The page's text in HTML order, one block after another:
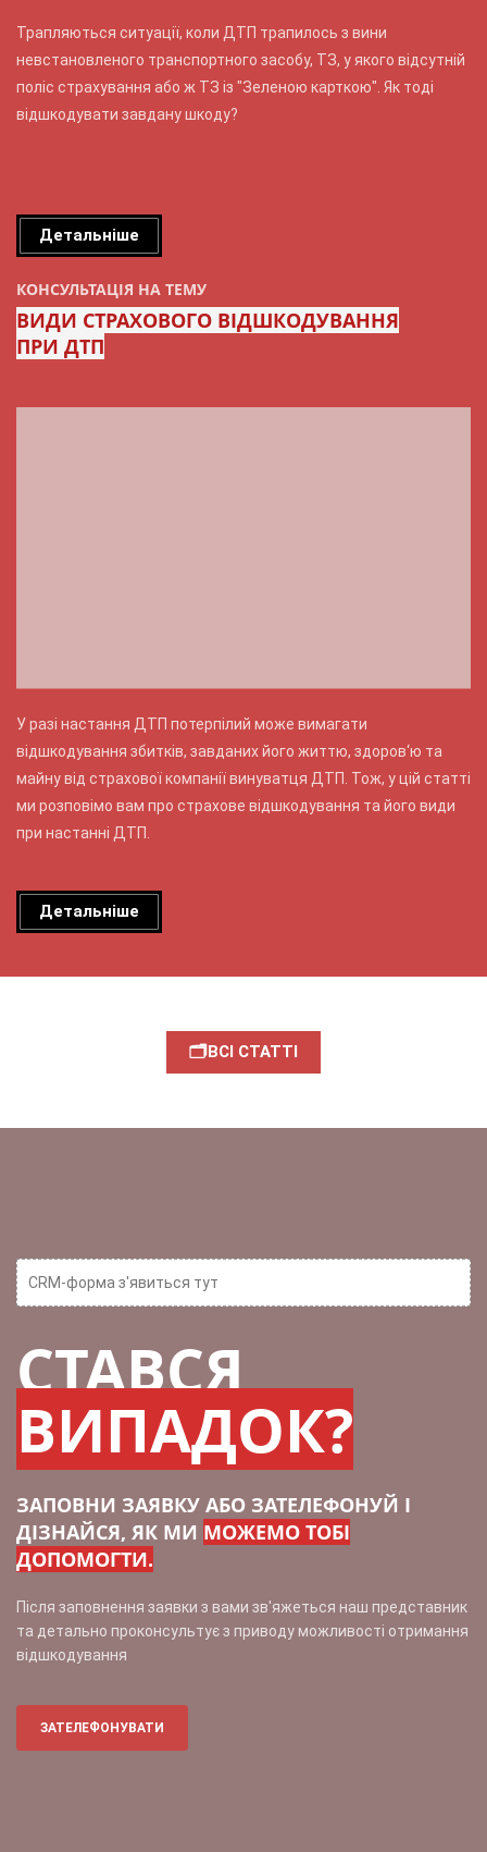
Трапляються ситуації, коли ДТП трапилось з вини
невстановленого транспортного засобу, ТЗ, у якого відсутній
поліс страхування або ж ТЗ із "Зеленою карткою". Як тоді
відшкодувати завдану шкоду?
Детальніше
КОНСУЛЬТАЦІЯ НА ТЕМУ
ВИДИ СТРАХОВОГО ВІДШКОДУВАННЯ
ПРИ ДТП
У разі настання ДТП потерпілий може вимагати
відшкодування збитків, завданих його життю, здоров‘ю та
майну від страхової компанії винуватця ДТП. Тож, у цій статті
ми розповімо вам про страхове відшкодування та його види
при настанні ДТП.
Детальніше
🗂ВСІ СТАТТІ
CRM-форма з'явиться тут
СТАВСЯ
ВИПАДОК?
ЗАПОВНИ ЗАЯВКУ АБО ЗАТЕЛЕФОНУЙ І
ДІЗНАЙСЯ, ЯК МИ МОЖЕМО ТОБІ
ДОПОМОГТИ.
Після заповнення заявки з вами зв'яжеться наш представник
та детально проконсультує з приводу можливості отримання
відшкодування
ЗАТЕЛЕФОНУВАТИ